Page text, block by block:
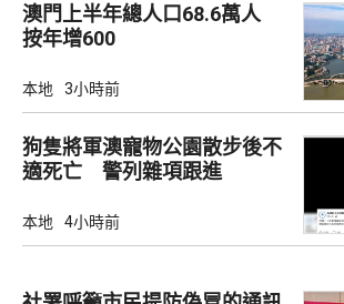
澳門上半年總人口68.6萬人
按年增600
本地 3小時前
狗隻將軍澳寵物公園散步後不
適死亡 警列雜項跟進
本地 4小時前